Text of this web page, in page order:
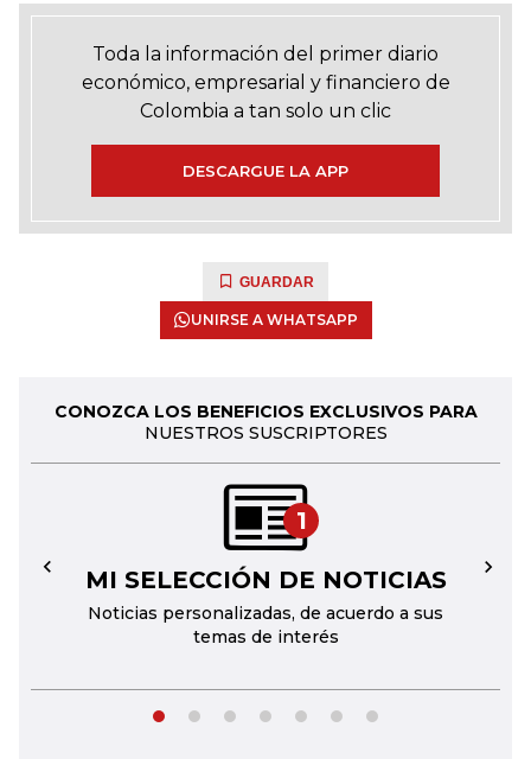
Toda la información del primer diario
económico, empresarial y financiero de
Colombia a tan solo un clic
DESCARGUE LA APP
GUARDAR
UNIRSE A WHATSAPP
CONOZCA LOS BENEFICIOS EXCLUSIVOS PARA
NUESTROS SUSCRIPTORES
1
MI SELECCIÓN DE NOTICIAS
Noticias personalizadas, de acuerdo a sus
temas de interés
← →